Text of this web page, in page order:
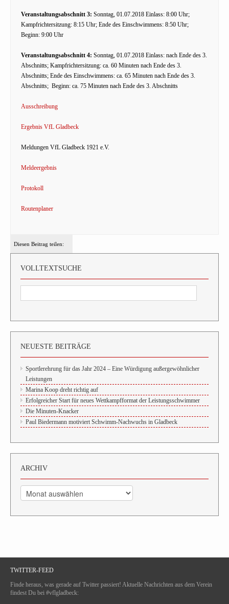
Veranstaltungsabschnitt 3: Sonntag, 01.07.2018 Einlass: 8:00 Uhr;
Kampfrichtersitzung: 8:15 Uhr; Ende des Einschwimmens: 8:50 Uhr;
Beginn: 9:00 Uhr
Veranstaltungsabschnitt 4: Sonntag, 01.07.2018 Einlass: nach Ende des 3.
Abschnitts; Kampfrichtersitzung: ca. 60 Minuten nach Ende des 3.
Abschnitts; Ende des Einschwimmens: ca. 65 Minuten nach Ende des 3.
Abschnitts; Beginn: ca. 75 Minuten nach Ende des 3. Abschnitts
Ausschreibung
Ergebnis VfL Gladbeck
Meldungen VfL Gladbeck 1921 e.V.
Meldeergebnis
Protokoll
Routenplaner
Diesen Beitrag teilen:
VOLLTEXTSUCHE
NEUESTE BEITRÄGE
Sportlerehrung für das Jahr 2024 – Eine Würdigung außergewöhnlicher
Leistungen
Marina Koop dreht richtig auf
Erfolgreicher Start für neues Wettkampfformat der Leistungsschwimmer
Die Minuten-Knacker
Paul Biedermann motiviert Schwimm-Nachwuchs in Gladbeck
ARCHIV
Archiv
TWITTER-FEED
Finde heraus, was gerade auf Twitter passiert! Aktuelle Nachrichten aus dem Verein
findest Du bei #vflgladbeck: